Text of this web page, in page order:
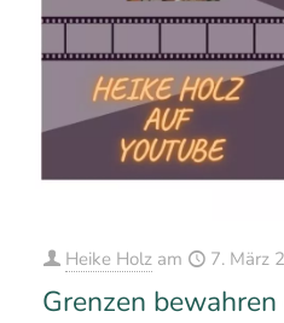
Heike Holz am 7. März
Grenzen